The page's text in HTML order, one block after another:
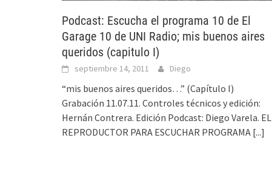
Podcast: Escucha el programa 10 de El
Garage 10 de UNI Radio; mis buenos aires
queridos (capitulo I)
septiembre 14, 2011 Diego
“mis buenos aires queridos…” (Capítulo I)
Grabación 11.07.11. Controles técnicos y edición:
Hernán Contrera. Edición Podcast: Diego Varela. EL
REPRODUCTOR PARA ESCUCHAR PROGRAMA [...]